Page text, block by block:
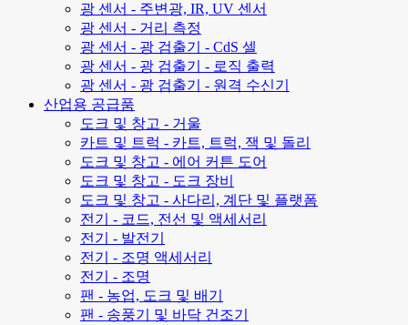
광 센서 - 주변광, IR, UV 센서
광 센서 - 거리 측정
광 센서 - 광 검출기 - CdS 셀
광 센서 - 광 검출기 - 로직 출력
광 센서 - 광 검출기 - 원격 수신기
산업용 공급품
도크 및 창고 - 거울
카트 및 트럭 - 카트, 트럭, 잭 및 돌리
도크 및 창고 - 에어 커튼 도어
도크 및 창고 - 도크 장비
도크 및 창고 - 사다리, 계단 및 플랫폼
전기 - 코드, 전선 및 액세서리
전기 - 발전기
전기 - 조명 액세서리
전기 - 조명
팬 - 농업, 도크 및 배기
팬 - 송풍기 및 바닥 건조기